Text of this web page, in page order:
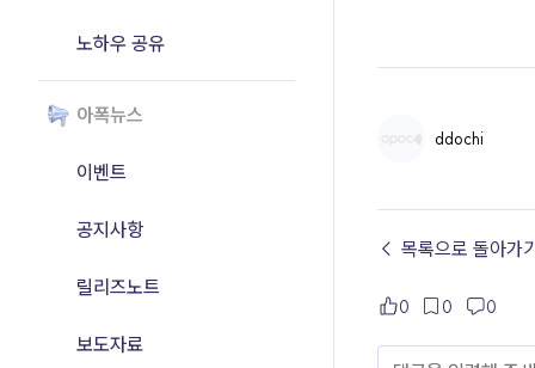
노하우 공유
아폭뉴스
이벤트
공지사항
릴리즈노트
보도자료
ddochi
← 목록으로 돌아가
0 0 0